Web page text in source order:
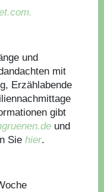
und
mit
Erzählabende
gibt
und
Sie hier.